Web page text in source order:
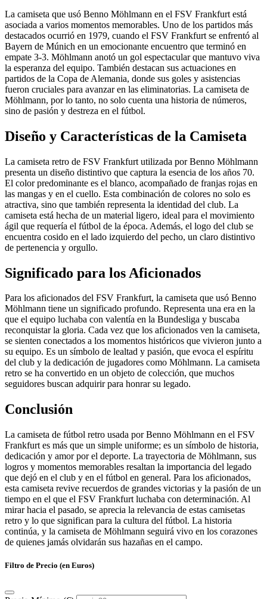
La camiseta que usó Benno Möhlmann en el FSV Frankfurt está
asociada a varios momentos memorables. Uno de los partidos más
destacados ocurrió en 1979, cuando el FSV Frankfurt se enfrentó al
Bayern de Múnich en un emocionante encuentro que terminó en
empate 3-3. Möhlmann anotó un gol espectacular que mantuvo viva
la esperanza del equipo. También destacan sus actuaciones en
partidos de la Copa de Alemania, donde sus goles y asistencias
fueron cruciales para avanzar en las eliminatorias. La camiseta de
Möhlmann, por lo tanto, no solo cuenta una historia de números,
sino de pasión y destreza en el fútbol.
Diseño y Características de la Camiseta
La camiseta retro de FSV Frankfurt utilizada por Benno Möhlmann
presenta un diseño distintivo que captura la esencia de los años 70.
El color predominante es el blanco, acompañado de franjas rojas en
las mangas y en el cuello. Esta combinación de colores no solo es
atractiva, sino que también representa la identidad del club. La
camiseta está hecha de un material ligero, ideal para el movimiento
ágil que requería el fútbol de la época. Además, el logo del club se
encuentra cosido en el lado izquierdo del pecho, un claro distintivo
de pertenencia y orgullo.
Significado para los Aficionados
Para los aficionados del FSV Frankfurt, la camiseta que usó Benno
Möhlmann tiene un significado profundo. Representa una era en la
que el equipo luchaba con valentía en la Bundesliga y buscaba
reconquistar la gloria. Cada vez que los aficionados ven la camiseta,
se sienten conectados a los momentos históricos que vivieron junto a
su equipo. Es un símbolo de lealtad y pasión, que evoca el espíritu
del club y la dedicación de jugadores como Möhlmann. La camiseta
retro se ha convertido en un objeto de colección, que muchos
seguidores buscan adquirir para honrar su legado.
Conclusión
La camiseta de fútbol retro usada por Benno Möhlmann en el FSV
Frankfurt es más que un simple uniforme; es un símbolo de historia,
dedicación y amor por el deporte. La trayectoria de Möhlmann, sus
logros y momentos memorables resaltan la importancia del legado
que dejó en el club y en el fútbol en general. Para los aficionados,
esta camiseta revive recuerdos de grandes victorias y la pasión de un
tiempo en el que el FSV Frankfurt luchaba con determinación. Al
mirar hacia el pasado, se aprecia la relevancia de estas camisetas
retro y lo que significan para la cultura del fútbol. La historia
continúa, y la camiseta de Möhlmann seguirá vivo en los corazones
de quienes jamás olvidarán sus hazañas en el campo.
Filtro de Precio (en Euros)